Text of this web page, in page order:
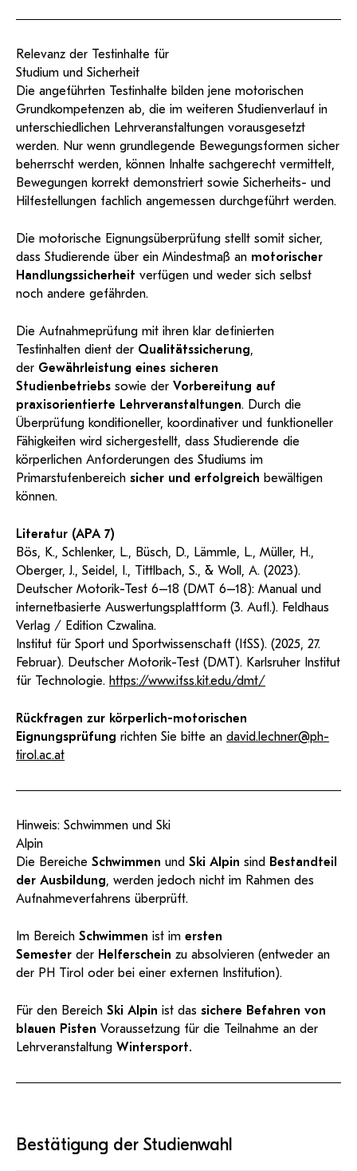
Relevanz der Testinhalte für
Studium und Sicherheit
Die angeführten Testinhalte bilden jene motorischen
Grundkompetenzen ab, die im weiteren Studienverlauf in
unterschiedlichen Lehrveranstaltungen vorausgesetzt
werden. Nur wenn grundlegende Bewegungsformen sicher
beherrscht werden, können Inhalte sachgerecht vermittelt,
Bewegungen korrekt demonstriert sowie Sicherheits- und
Hilfestellungen fachlich angemessen durchgeführt werden.
Die motorische Eignungsüberprüfung stellt somit sicher,
dass Studierende über ein Mindestmaß an motorischer
Handlungssicherheit verfügen und weder sich selbst
noch andere gefährden.
Die Aufnahmeprüfung mit ihren klar definierten
Testinhalten dient der Qualitätssicherung,
der Gewährleistung eines sicheren
Studienbetriebs sowie der Vorbereitung auf
praxisorientierte Lehrveranstaltungen. Durch die
Überprüfung konditioneller, koordinativer und funktioneller
Fähigkeiten wird sichergestellt, dass Studierende die
körperlichen Anforderungen des Studiums im
Primarstufenbereich sicher und erfolgreich bewältigen
können.
Literatur (APA 7)
Bös, K., Schlenker, L., Büsch, D., Lämmle, L., Müller, H.,
Oberger, J., Seidel, I., Tittlbach, S., & Woll, A. (2023).
Deutscher Motorik-Test 6–18 (DMT 6–18): Manual und
internetbasierte Auswertungsplattform (3. Aufl.). Feldhaus
Verlag / Edition Czwalina.
Institut für Sport und Sportwissenschaft (IfSS). (2025, 27.
Februar). Deutscher Motorik-Test (DMT). Karlsruher Institut
für Technologie. https://www.ifss.kit.edu/dmt/
Rückfragen zur körperlich-motorischen
Eignungsprüfung richten Sie bitte an david.lechner@ph-
tirol.ac.at
Hinweis: Schwimmen und Ski
Alpin
Die Bereiche Schwimmen und Ski Alpin sind Bestandteil
der Ausbildung, werden jedoch nicht im Rahmen des
Aufnahmeverfahrens überprüft.
Im Bereich Schwimmen ist im ersten
Semester der Helferschein zu absolvieren (entweder an
der PH Tirol oder bei einer externen Institution).
Für den Bereich Ski Alpin ist das sichere Befahren von
blauen Pisten Voraussetzung für die Teilnahme an der
Lehrveranstaltung Wintersport.
Bestätigung der Studienwahl